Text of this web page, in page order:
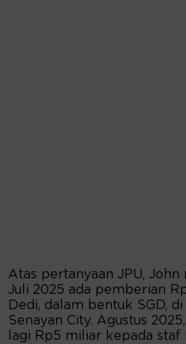
Atas pertanyaan JPU,
Juli 2025 ada pemberian
Dedi, dalam bentuk SGD,
Senayan City. Agustus
lagi Rp5 miliar kepada